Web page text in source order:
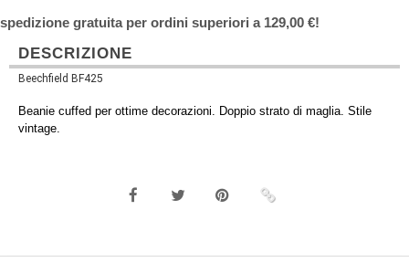
spedizione gratuita per ordini superiori a 129,00 €!
DESCRIZIONE
Beechfield BF425
Beanie cuffed per ottime decorazioni. Doppio strato di maglia. Stile
vintage.